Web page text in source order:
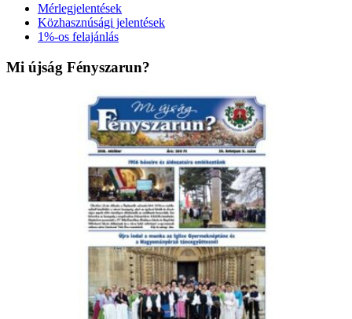
Mérlegjelentések
Közhasznúsági jelentések
1%-os felajánlás
Mi újság Fényszarun?